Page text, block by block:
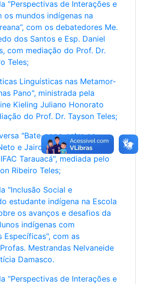
Do tupiYa-cyouIa-cy, é a
tupi é a deusa lua, protetora
e da reprodução. Segundo a
o deus do Sol um dia cansou-se de
precisou dormir. Quando fechou os
em trevas. Para iluminar a escuridão
(o ser criador na mitologia
Jaci, a lua. O nome indígena
30 mil indígenas, de várias etnias.
Envira, Tarauacá tem mais de
tem mais de 4.500 indígenas e
indígenas.O IFAC Tarauacá tem
. Feijó possui indígenas
(Kulina), Huni Kui (Kaxinawá) e
tem indígenas Huni Kui (Kaxinawá).
A C I do IFAC Tarauacá contará com
(cantos e danças) de indígenas
de conversa com indígenas locais
do Campus, palestras de professores
e de pessoas da comunidade
orais de alunos do Campus e
sobre territórios, reservas e
“Perspectivas de Interações e
os mundos indígenas na
com os debatedores Me.
dos Santos e Esp. Daniel
com mediação do Prof. Dr.
Teles;
Linguísticas nas Metamor-
Pano", ministrada pela
Kieling Juliano Honorato
do Prof. Dr. Tayson Teles;
"Bate-papo entre os
e Jairo Lima e alunos(as)
Tarauacá", mediada pelo
Ribeiro Teles;
"Inclusão Social e
estudante indígena na Escola
os avanços e desafios da
indígenas com
Específicas", com as
Mestrandas Nelvaneide
Damasco.
“Perspectivas de Interações e